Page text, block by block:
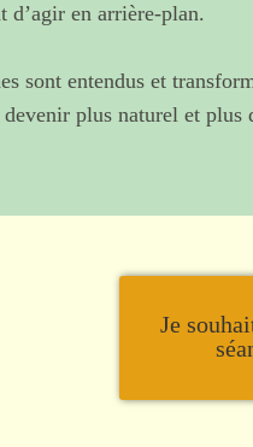
d’agir en arrière-plan.
sont entendus et
plus naturel et plus
Je